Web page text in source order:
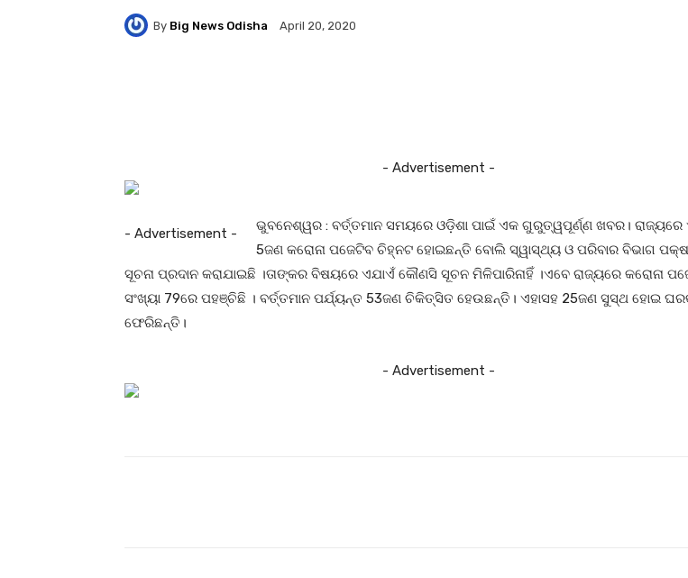
By Big News Odisha April 20, 2020
- Advertisement -
- Advertisement -
ଭୁବନେଶ୍ୱର : ବର୍ତ୍ତମାନ ସମୟରେ ଓଡ଼ିଶା ପାଇଁ ଏକ ଗୁରୁତ୍ୱପୂର୍ଣ୍ଣ ଖବର।
5ଜଣ କରୋନା ପଜେଟିବ ଚିହ୍ନଟ ହୋଇଛନ୍ତି ବୋଲି ସ୍ୱାସ୍ଥ୍ୟ ଓ ପରିବାର ବିଭାଗ
ସୂଚନା ପ୍ରଦାନ କରାଯାଇଛି ।ତାଙ୍କର ବିଷୟରେ ଏଯାଏଁ କୌଣସି ସୂଚନ ମିଳିପାରିନାହିଁ ।ଏବେ ରାଜ୍ୟରେ କରୋନା
ସଂଖ୍ୟା 79ରେ ପହଞ୍ଚିଛି । ବର୍ତ୍ତମାନ ପର୍ଯ୍ୟନ୍ତ 53ଜଣ ଚିକିତ୍ସିତ ହେଉଛନ୍ତି। ଏହାସହ 25ଜଣ ସୁସ୍ଥ ହୋଇ
ଫେରିଛନ୍ତି।
- Advertisement -